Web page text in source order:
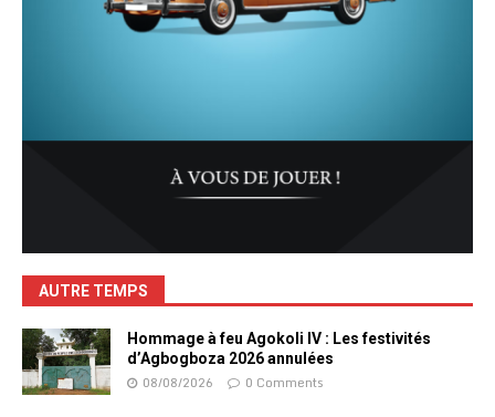
AUTRE TEMPS
Hommage à feu Agokoli IV : Les festivités
d’Agbogboza 2026 annulées
08/08/2026 0 Comments